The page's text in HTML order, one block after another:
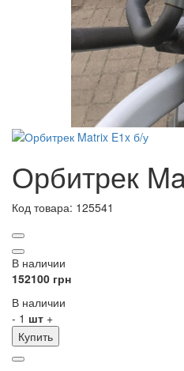
Орбитрек
Код товара: 125541
В наличии
152100 грн
В наличии
- 1 шт +
Купить